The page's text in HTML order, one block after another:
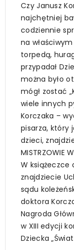
Czy Janusz
najchętniej
codziennie
na
torpedą,
przypadał
można było
mógł zostać
wiele innych
Korczaka –
pisarza, który
dzieci,
MISTRZOWIE
W książeczce
znajdziecie
sądu
doktora
Nagroda
w XIII edycji
Dziecka